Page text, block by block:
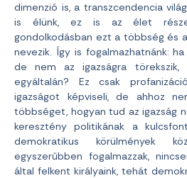
dimenzió is, a transzcendencia
is élünk, ez is az élet
gondolkodásban ezt a többség és
nevezik. Így is fogalmazhatnánk:
de nem az igazságra
egyáltalán? Ez csak
igazságot képviseli, de ahhoz
többséget, hogyan tud az igazság
keresztény politikának a
demokratikus körülmények
egyszerűbben fogalmazzak,
által felkent királyaink, tehát